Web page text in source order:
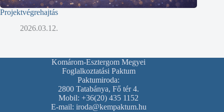
Projektvégrehajtás
2026.03.12.
Komárom-Esztergom Megyei
Foglalkoztatási Paktum
Paktumiroda:
2800 Tatabánya, Fő tér 4.
Mobil: +36(20) 435 1152
E-mail: iroda@kempaktum.hu